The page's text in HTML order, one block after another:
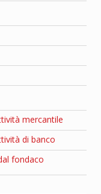
mercantile
di banco
fondaco